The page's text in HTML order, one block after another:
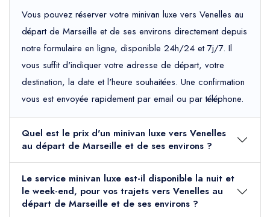
Vous pouvez réserver votre minivan luxe vers Venelles au
départ de Marseille et de ses environs directement depuis
notre formulaire en ligne, disponible 24h/24 et 7j/7. Il
vous suffit d'indiquer votre adresse de départ, votre
destination, la date et l'heure souhaitées. Une confirmation
vous est envoyée rapidement par email ou par téléphone.
Quel est le prix d'un minivan luxe vers Venelles
au départ de Marseille et de ses environs ?
Le service minivan luxe est-il disponible la nuit et
le week-end, pour vos trajets vers Venelles au
départ de Marseille et de ses environs ?